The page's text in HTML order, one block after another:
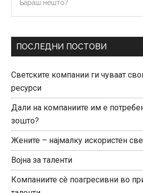
Sidebar
нешто?
ПОСЛЕДНИ ПОСТОВИ
Светските компании ги чуваат
ресурси
Дали на компаниите им е
зошто?
Жените – најмалку искористен
Војна за таленти
Компаниите сè поагресивни во